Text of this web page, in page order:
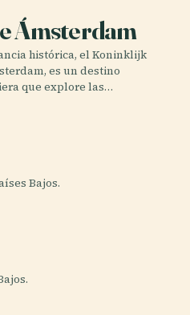
Ámsterdam
histórica, el Koninklijk
es un destino
que explore las…
Bajos.